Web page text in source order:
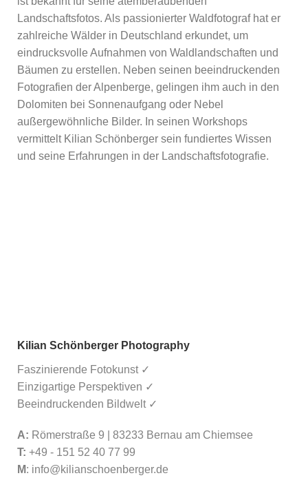
Landschaftsfotos. Als passionierter Waldfotograf hat er
zahlreiche Wälder in Deutschland erkundet, um
eindrucksvolle Aufnahmen von Waldlandschaften und
Bäumen zu erstellen. Neben seinen beeindruckenden
Fotografien der Alpenberge, gelingen ihm auch in den
Dolomiten bei Sonnenaufgang oder Nebel
außergewöhnliche Bilder. In seinen Workshops
vermittelt Kilian Schönberger sein fundiertes Wissen
und seine Erfahrungen in der Landschaftsfotografie.
Kilian Schönberger Photography
Faszinierende Fotokunst ✓
Einzigartige Perspektiven ✓
Beeindruckenden Bildwelt ✓
A: Römerstraße 9 | 83233 Bernau am Chiemsee
T: +49 - 151 52 40 77 99
M: info@kilianschoenberger.de